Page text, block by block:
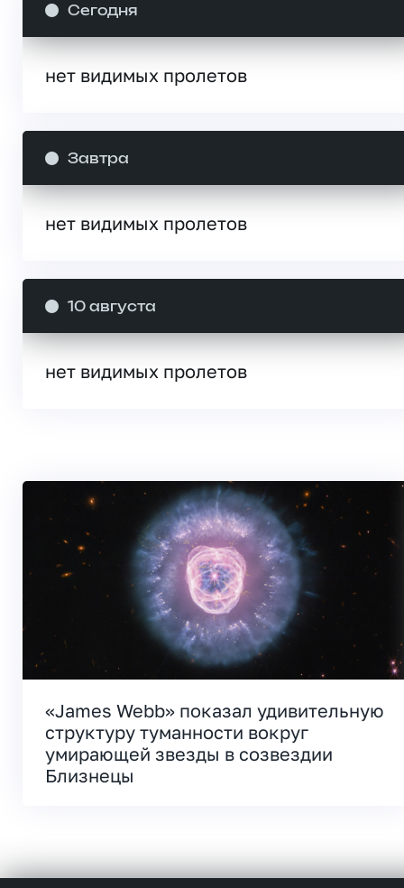
Сегодня
нет видимых пролетов
Завтра
нет видимых пролетов
10 августа
нет видимых пролетов
«James Webb» показал удивительную
структуру туманности вокруг
умирающей звезды в созвездии
Близнецы